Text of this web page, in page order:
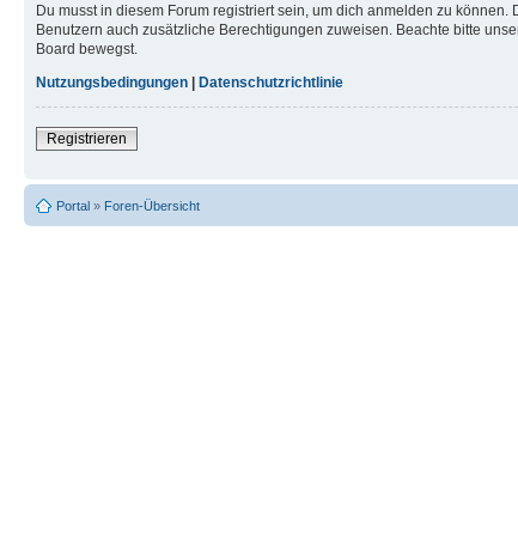
Du musst in diesem Forum registriert sein, um dich anmelden zu
Benutzern auch zusätzliche Berechtigungen zuweisen. Beachte bitte
Board bewegst.
Nutzungsbedingungen | Datenschutzrichtlinie
Registrieren
Portal » Foren-Übersicht